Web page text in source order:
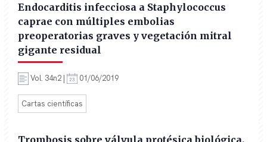
Endocarditis infecciosa a Staphylococcus
caprae con múltiples embolias
preoperatorias graves y vegetación mitral
gigante residual
Vol. 34n2 | 01/06/2019
Cartas científicas
Trombosis sobre válvula protésica biológica.